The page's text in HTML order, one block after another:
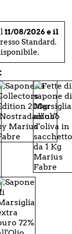
11/08/2026 e il
Standard.